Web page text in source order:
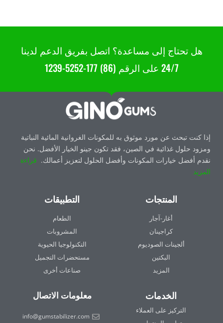
هل تحتاج إلى مساعدة؟ اتصل بفريق الدعم لدينا
24/7 على الرقم (86) 177-5252-1239
إذا كنت تبحث عن مورد موثوق به للمكونات الغروانية المائية النباتية
ومزود حلول غذائية في الصين، فقد تكون جينو الخيار الأفضل. نحن
نقدم أفضل خيارات المكونات وأفضل الحلول لتعزيز أعمالك. قراءة
المزيد
المنتجات
أغار-آجار
كراجينان
ألجينات الصوديوم
البكتين
المزيد
التطبيقات
الطعام
المشروبات
التكنولوجيا الحيوية
مستحضرات التجميل
صناعات أخرى
الخدمات
التركيز على العملاء
معلومات الاتصال
info@gumstabilizer.com